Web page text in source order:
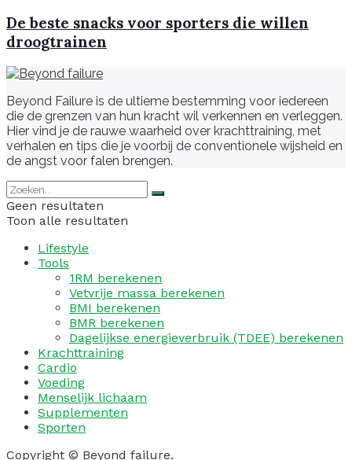
De beste snacks voor sporters die willen
droogtrainen
Beyond Failure is de ultieme bestemming voor iedereen
die de grenzen van hun kracht wil verkennen en verleggen.
Hier vind je de rauwe waarheid over krachttraining, met
verhalen en tips die je voorbij de conventionele wijsheid en
de angst voor falen brengen.
Geen resultaten
Toon alle resultaten
Lifestyle
Tools
1RM berekenen
Vetvrije massa berekenen
BMI berekenen
BMR berekenen
Dagelijkse energieverbruik (TDEE) berekenen
Krachttraining
Cardio
Voeding
Menselijk lichaam
Supplementen
Sporten
Copyright © Beyond failure.